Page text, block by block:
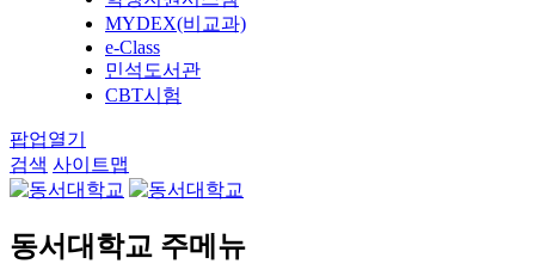
MYDEX(비교과)
e-Class
민석도서관
CBT시험
팝업열기
검색 사이트맵
동서대학교 주메뉴